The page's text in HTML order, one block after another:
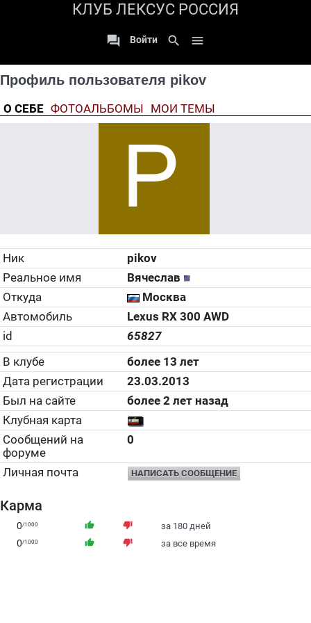
КЛУБ ЛЕКСУС РОССИЯ
 Войти search 
Профиль пользователя pikov
О СЕБЕ ФОТОАЛЬБОМЫ МОИ ТЕМЫ
Ник
pikov
Реальное имя
Вячеслав
Откуда
Москва
Автомобиль
Lexus RX 300 AWD
id
65827
В клубе
более 13 лет
Дата регистрации
23.03.2013
Был на сайте
более 2 лет назад
Клубная карта
Сообщений на
форуме
0
Личная почта НАПИСАТЬ СООБЩЕНИЕ
Карма
0/1000 thumb_up thumb_down за 180 дней
0/1000 thumb_up thumb_down за все время